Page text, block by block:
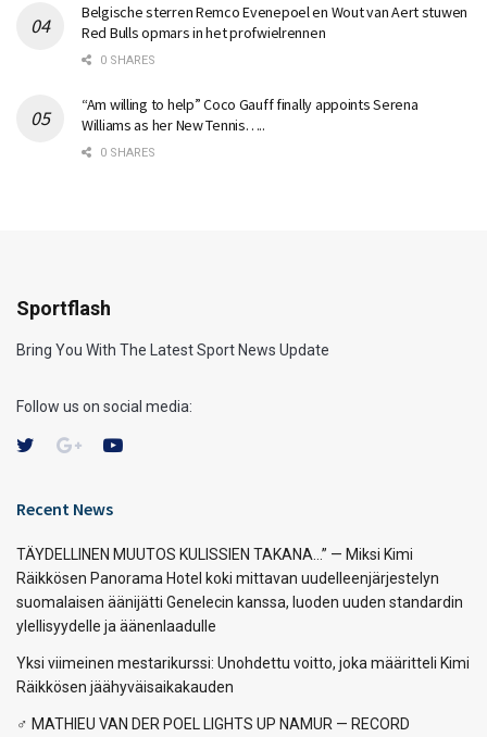
Belgische sterren Remco Evenepoel en Wout van Aert stuwen
Red Bulls opmars in het profwielrennen
0 SHARES
“Am willing to help” Coco Gauff finally appoints Serena
Williams as her New Tennis…..
0 SHARES
Sportflash
Bring You With The Latest Sport News Update
Follow us on social media:
Recent News
TÄYDELLINEN MUUTOS KULISSIEN TAKANA…” — Miksi Kimi
Räikkösen Panorama Hotel koki mittavan uudelleenjärjestelyn
suomalaisen äänijätti Genelecin kanssa, luoden uuden standardin
ylellisyydelle ja äänenlaadulle
Yksi viimeinen mestarikurssi: Unohdettu voitto, joka määritteli Kimi
Räikkösen jäähyväisaikakauden
‍♂️ MATHIEU VAN DER POEL LIGHTS UP NAMUR — RECORD